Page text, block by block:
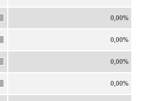
0,00%
0,00%
0,00%
0,00%